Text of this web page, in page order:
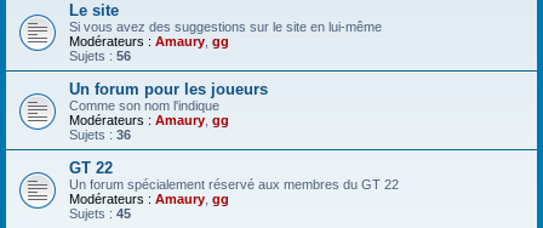
Le site
Si vous avez des suggestions sur le site en lui-même
Modérateurs : Amaury gg
Sujets : 56
Un forum pour les joueurs
Comme son nom l'indique
Modérateurs : Amaury gg
Sujets : 36
GT 22
Un forum spécialement réservé aux membres du GT 22
Modérateurs : Amaury gg
Sujets : 45